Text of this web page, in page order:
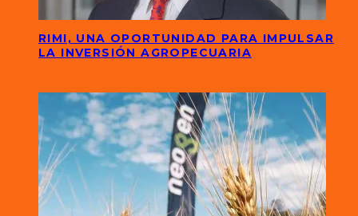
RIMI, UNA OPORTUNIDAD PARA IMPULSAR
LA INVERSIÓN AGROPECUARIA